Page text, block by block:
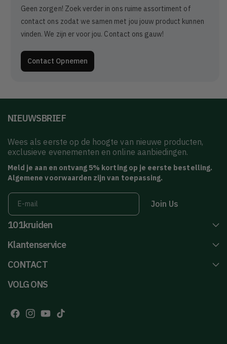
Geen zorgen! Zoek verder in ons ruime assortiment of
contact ons zodat we samen met jou jouw product kunnen
vinden. We zijn er voor jou. Contact ons gauw!
Contact Opnemen
NIEUWSBRIEF
Wees als eerste op de hoogte van nieuwe producten,
exclusieve evenementen en online aanbiedingen.
Meld je aan en ontvang 5% korting op je eerste bestelling.
Algemene voorwaarden zijn van toepassing.
E‑mail Join Us
101kruiden
Klantenservice
CONTACT
VOLG ONS
F
I
Y
T